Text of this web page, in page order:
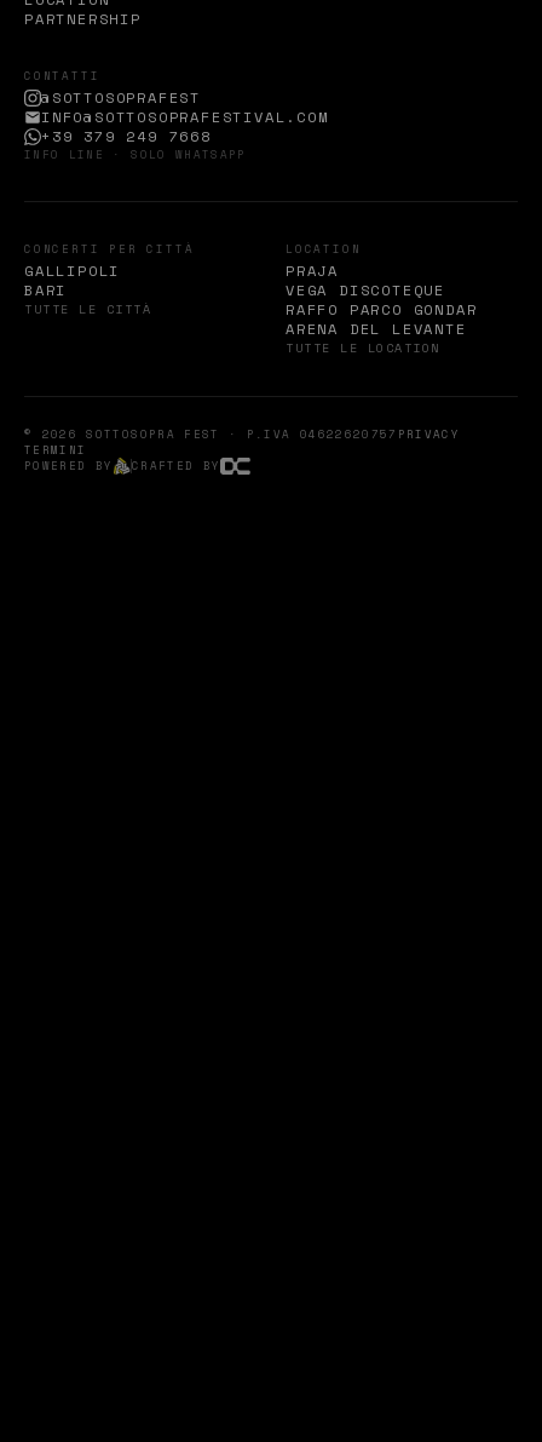
PARTNERSHIP
CONTATTI
@SOTTOSOPRAFEST
INFO@SOTTOSOPRAFESTIVAL.COM
+39 379 249 7668
INFO LINE · SOLO WHATSAPP
CONCERTI PER CITTÀ
GALLIPOLI
BARI
TUTTE LE CITTÀ
LOCATION
PRAJA
VEGA DISCOTEQUE
RAFFO PARCO GONDAR
ARENA DEL LEVANTE
TUTTE LE LOCATION
© 2026 SOTTOSOPRA FEST · P.IVA 04622620757 PRIVACY
TERMINI
POWERED BY
CRAFTED BY